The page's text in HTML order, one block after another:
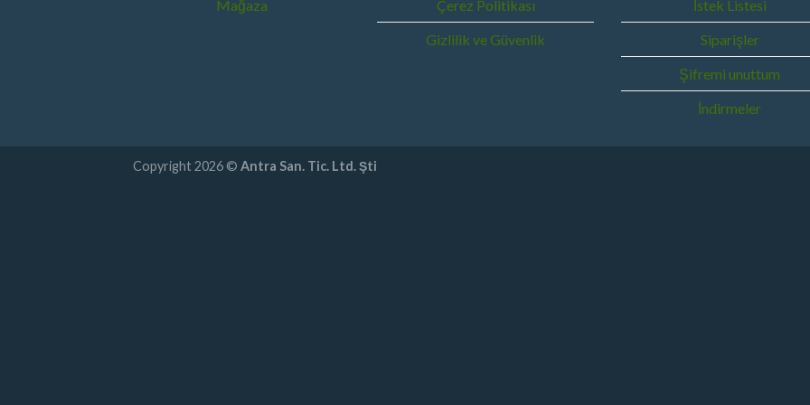
Mağaza
Çerez Politikası
Gizlilik ve Güvenlik
İstek Listesi
Siparişler
Şifremi unuttum
İndirmeler
Copyright 2026 © Antra San. Tic. Ltd. Şti